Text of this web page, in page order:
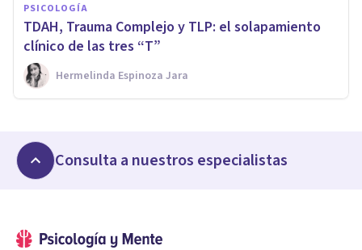
PSICOLOGÍA
TDAH, Trauma Complejo y TLP: el solapamiento
clínico de las tres “T”
Hermelinda Espinoza Jara
Consulta a nuestros especialistas